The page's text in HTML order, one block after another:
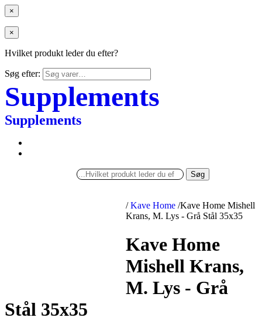
×
×
Hvilket produkt leder du efter?
Søg efter:
Supplements
Supplements
Søg
/ Kave Home /Kave Home Mishell
Krans, M. Lys - Grå Stål 35x35
Kave Home
Mishell Krans,
M. Lys - Grå
Stål 35x35